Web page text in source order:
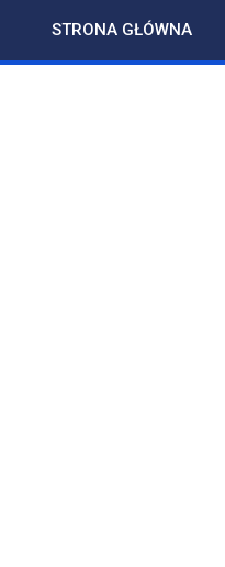
content
STRONA GŁÓWNA